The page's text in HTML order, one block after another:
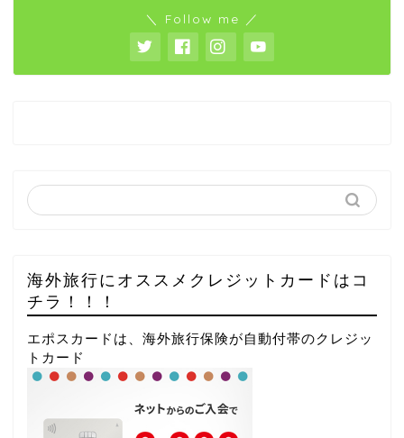
＼ Follow me ／
海外旅行にオススメクレジットカードはコ
チラ！！！
エポスカードは、海外旅行保険が自動付帯のクレジッ
トカード